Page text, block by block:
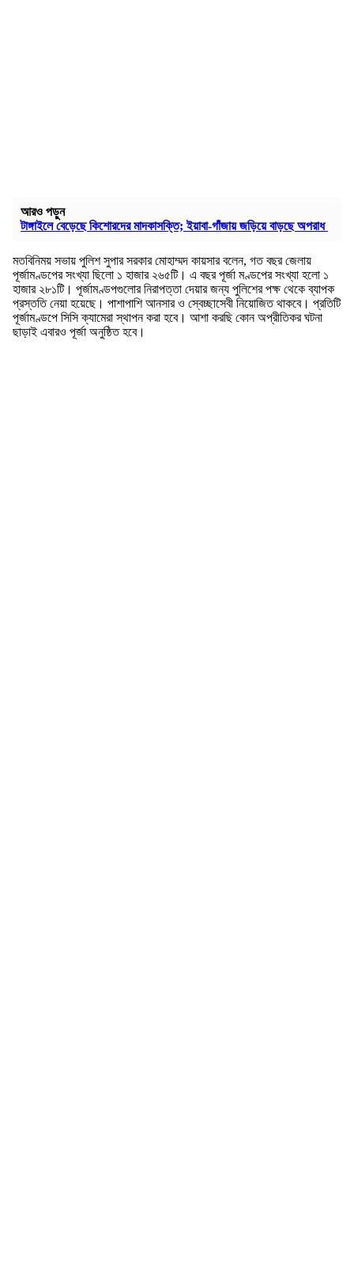
আরও পড়ুন
টাঙ্গাইলে বেড়েছে কিশোরদের মাদকাসক্তি; ইয়াবা-গাঁজায় জড়িয়ে বাড়ছে অপরাধ
মতবিনিময় সভায় পুলিশ সুপার সরকার মোহাম্মদ কায়সার বলেন, গত বছর জেলায়
পূর্জামণ্ডপের সংখ্যা ছিলো ১ হাজার ২৬৫টি। এ বছর পূর্জা মণ্ডপের সংখ্যা হলো ১
হাজার ২৮১টি। পূর্জামণ্ডপগুলোর নিরাপত্তা দেয়ার জন্য পুলিশের পক্ষ থেকে ব্যাপক
প্রস্ততি নেয়া হয়েছে। পাশাপাশি আনসার ও স্বেচ্ছাসেবী নিয়োজিত থাকবে। প্রতিটি
পূর্জামণ্ডপে সিসি ক্যামেরা স্থাপন করা হবে। আশা করছি কোন অপ্রীতিকর ঘটনা
ছাড়াই এবারও পূর্জা অনুষ্ঠিত হবে।